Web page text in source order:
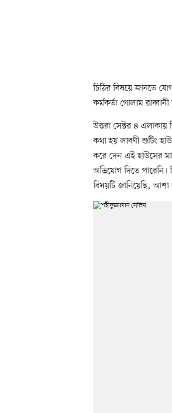
চিঠির বিষয়ে জানতে
কর্মকর্তা গোলাম
উত্তরা সেক্টর ৪
কথা হয় লাবণী শুটিং
করে দেন এই হাউসের
অভিযোগ দিতে পারেনি।
বিষয়টি জানিয়েছি,